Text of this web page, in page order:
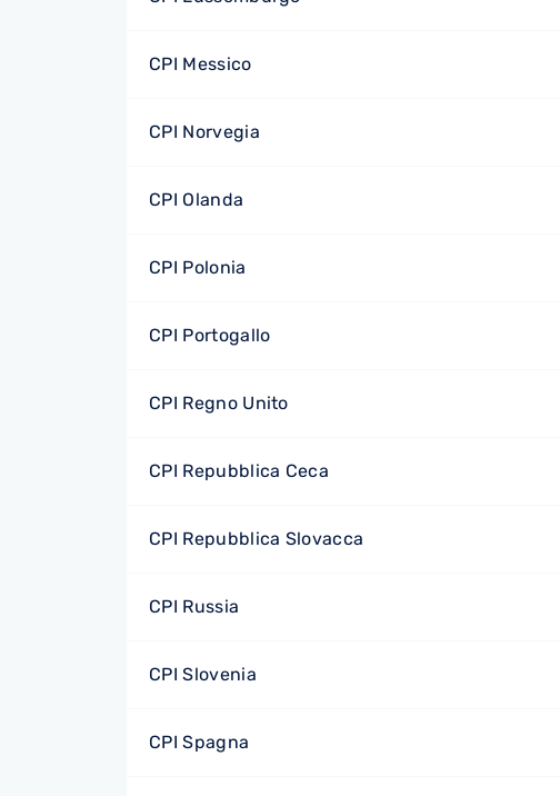
CPI Messico
CPI Norvegia
CPI Olanda
CPI Polonia
CPI Portogallo
CPI Regno Unito
CPI Repubblica Ceca
CPI Repubblica Slovacca
CPI Russia
CPI Slovenia
CPI Spagna